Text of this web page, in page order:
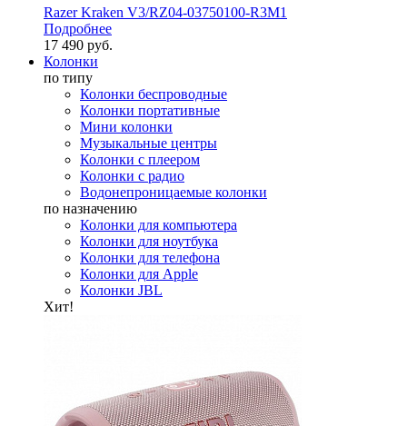
Razer Kraken V3/RZ04-03750100-R3M1
Подробнее
17 490 руб.
Колонки
по типу
Колонки беспроводные
Колонки портативные
Мини колонки
Музыкальные центры
Колонки с плеером
Колонки с радио
Водонепроницаемые колонки
по назначению
Колонки для компьютера
Колонки для ноутбука
Колонки для телефона
Колонки для Apple
Колонки JBL
Хит!